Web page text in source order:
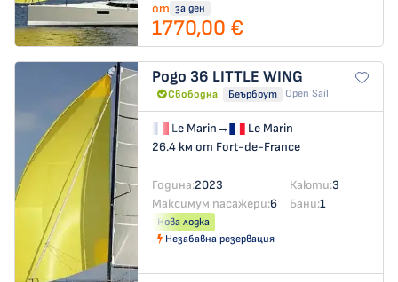
от за ден
1770,00 €
Pogo 36 LITTLE WING
Свободна Беърбоут Open Sail
Le Marin→
Le Marin
26.4 км от Fort-de-France
Година:2023 Каюти:3
Максимум пасажери:6 Бани:1
Нова лодка
Незабавна резервация